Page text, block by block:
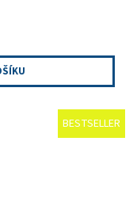
BESTSELLER
olej s